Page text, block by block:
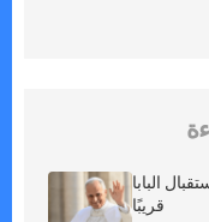
البابا
قريبًا